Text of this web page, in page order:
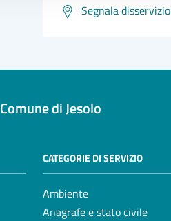
Segnala disservizio
Comune di Jesolo
CATEGORIE DI SERVIZIO
Ambiente
Anagrafe e stato civile